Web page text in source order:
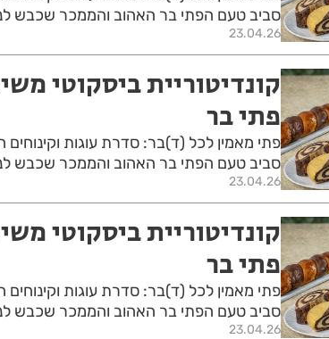
סביב טעם הפתי בר האהוב והממכר שכבש
23.04.26
קונדיטוריית ביסקוטי
פתי בר
פתי מאמין לכל (ד)בר: סדרת עוגות
סביב טעם הפתי בר האהוב והממכר שכבש
23.04.26
קונדיטוריית ביסקוטי
פתי בר
פתי מאמין לכל (ד)בר: סדרת עוגות
סביב טעם הפתי בר האהוב והממכר שכבש
23.04.26